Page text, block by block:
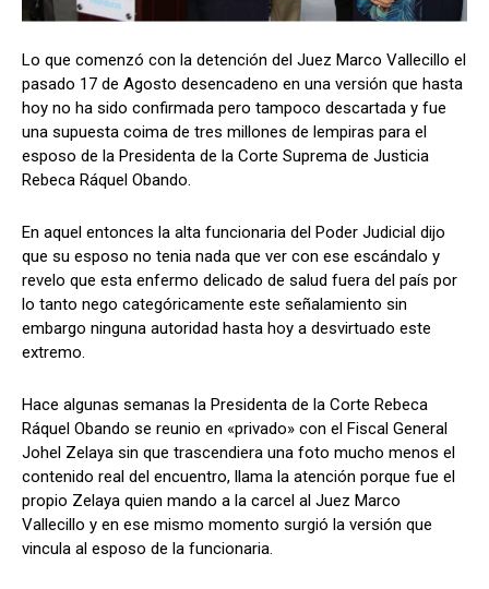
Comparta
Síganos
Comparta
Síganos
Lo que comenzó con la detención del Juez Marco Vallecillo el
pasado 17 de Agosto desencadeno en una versión que hasta
hoy no ha sido confirmada pero tampoco descartada y fue
una supuesta coima de tres millones de lempiras para el
esposo de la Presidenta de la Corte Suprema de Justicia
Rebeca Ráquel Obando.
En aquel entonces la alta funcionaria del Poder Judicial dijo
que su esposo no tenia nada que ver con ese escándalo y
revelo que esta enfermo delicado de salud fuera del país por
lo tanto nego categóricamente este señalamiento sin
embargo ninguna autoridad hasta hoy a desvirtuado este
extremo.
Hace algunas semanas la Presidenta de la Corte Rebeca
Ráquel Obando se reunio en «privado» con el Fiscal General
Johel Zelaya sin que trascendiera una foto mucho menos el
contenido real del encuentro, llama la atención porque fue el
propio Zelaya quien mando a la carcel al Juez Marco
Vallecillo y en ese mismo momento surgió la versión que
vincula al esposo de la funcionaria.